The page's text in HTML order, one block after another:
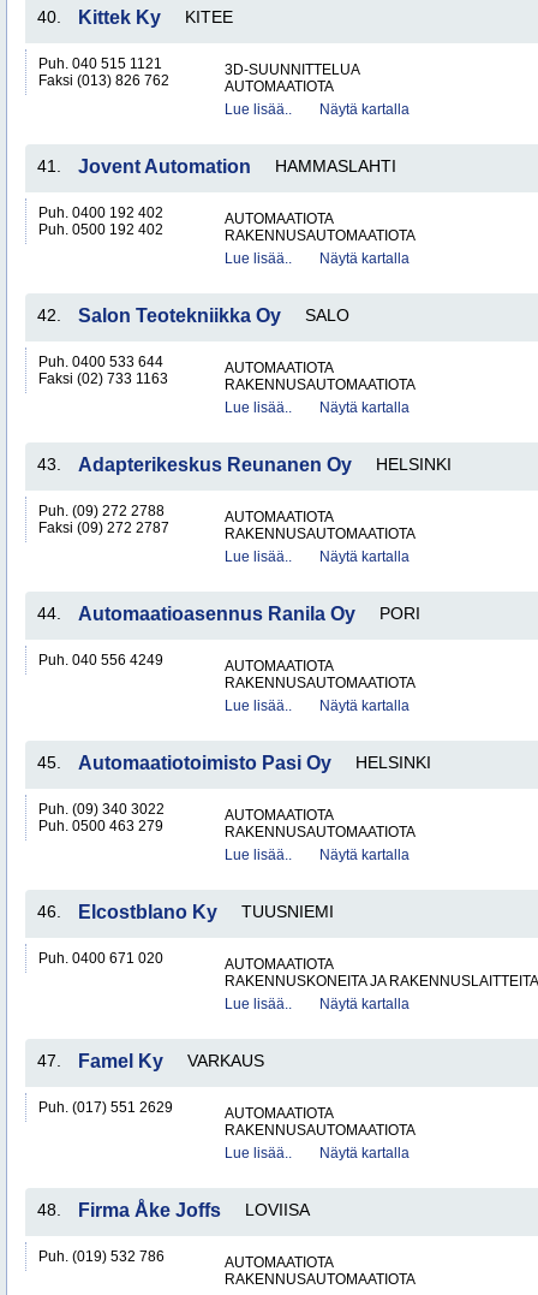
40. Kittek Ky KITEE
Puh. 040 515 1121
Faksi (013) 826 762
3D-SUUNNITTELUA
AUTOMAATIOTA
Lue lisää..
Näytä kartalla
41. Jovent Automation HAMMASLAHTI
Puh. 0400 192 402
Puh. 0500 192 402
AUTOMAATIOTA
RAKENNUSAUTOMAATIOTA
Lue lisää..
Näytä kartalla
42. Salon Teotekniikka Oy SALO
Puh. 0400 533 644
Faksi (02) 733 1163
AUTOMAATIOTA
RAKENNUSAUTOMAATIOTA
Lue lisää..
Näytä kartalla
43. Adapterikeskus Reunanen Oy HELSINKI
Puh. (09) 272 2788
Faksi (09) 272 2787
AUTOMAATIOTA
RAKENNUSAUTOMAATIOTA
Lue lisää..
Näytä kartalla
44. Automaatioasennus Ranila Oy PORI
Puh. 040 556 4249
AUTOMAATIOTA
RAKENNUSAUTOMAATIOTA
Lue lisää..
Näytä kartalla
45. Automaatiotoimisto Pasi Oy HELSINKI
Puh. (09) 340 3022
Puh. 0500 463 279
AUTOMAATIOTA
RAKENNUSAUTOMAATIOTA
Lue lisää..
Näytä kartalla
46. Elcostblano Ky TUUSNIEMI
Puh. 0400 671 020
AUTOMAATIOTA
RAKENNUSKONEITA JA RAKENNUSLAITTEITA
Lue lisää..
Näytä kartalla
47. Famel Ky VARKAUS
Puh. (017) 551 2629
AUTOMAATIOTA
RAKENNUSAUTOMAATIOTA
Lue lisää..
Näytä kartalla
48. Firma Åke Joffs LOVIISA
Puh. (019) 532 786
AUTOMAATIOTA
RAKENNUSAUTOMAATIOTA